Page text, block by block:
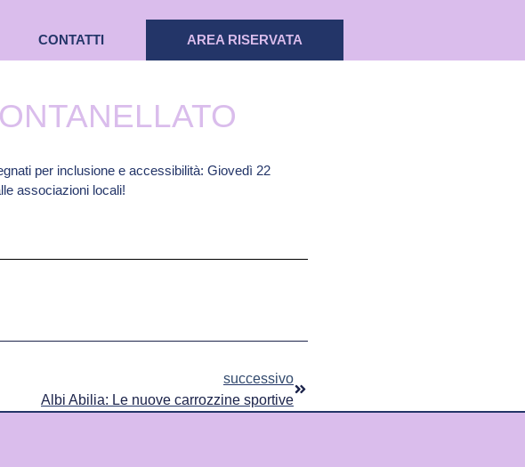
CONTATTI AREA RISERVATA
per inclusione e accessibilità: Giovedì 22
associazioni locali!
successivo
Albi Abilia: Le nuove carrozzine sportive